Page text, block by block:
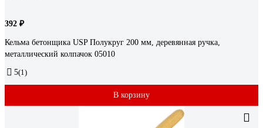
392 ₽
Кельма бетонщика USP Полукруг 200 мм, деревянная ручка,
металлический колпачок 05010
5(1)
В корзину